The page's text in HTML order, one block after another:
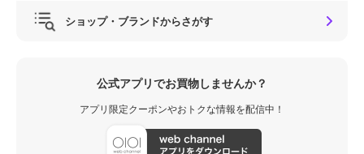
ショップ・ブランドからさがす
公式アプリでお買物しませんか？
アプリ限定クーポンやおトクな情報を配信中！